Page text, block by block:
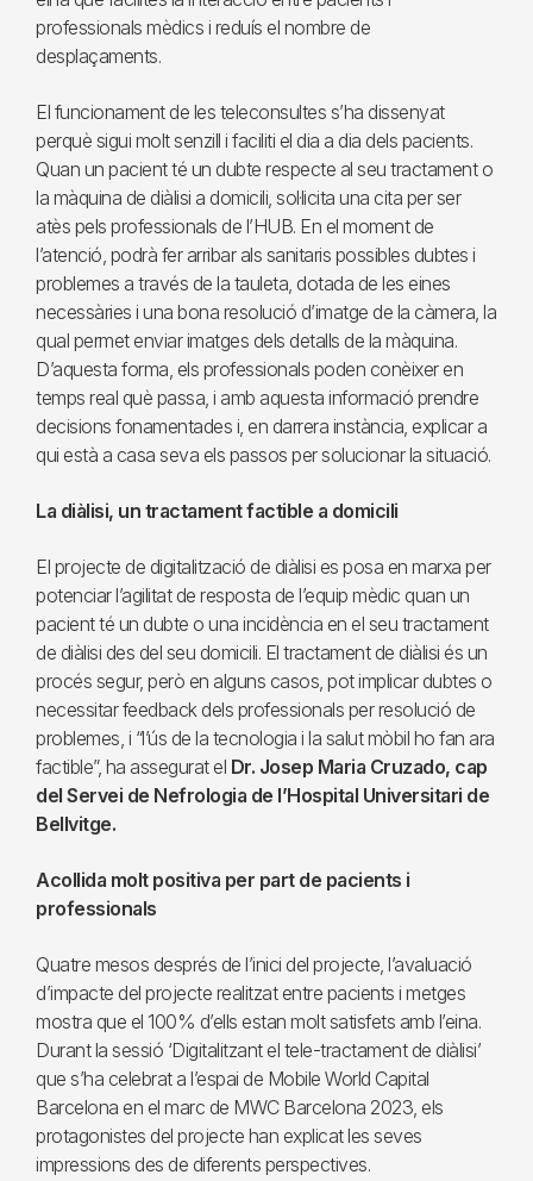
professionals mèdics i reduís el nombre de
desplaçaments.
El funcionament de les teleconsultes s’ha dissenyat
perquè sigui molt senzill i faciliti el dia a dia dels pacients.
Quan un pacient té un dubte respecte al seu tractament o
la màquina de diàlisi a domicili, sol·licita una cita per ser
atès pels professionals de l’HUB. En el moment de
l’atenció, podrà fer arribar als sanitaris possibles dubtes i
problemes a través de la tauleta, dotada de les eines
necessàries i una bona resolució d’imatge de la càmera, la
qual permet enviar imatges dels detalls de la màquina.
D’aquesta forma, els professionals poden conèixer en
temps real què passa, i amb aquesta informació prendre
decisions fonamentades i, en darrera instància, explicar a
qui està a casa seva els passos per solucionar la situació.
La diàlisi, un tractament factible a domicili
El projecte de digitalització de diàlisi es posa en marxa per
potenciar l’agilitat de resposta de l’equip mèdic quan un
pacient té un dubte o una incidència en el seu tractament
de diàlisi des del seu domicili. El tractament de diàlisi és un
procés segur, però en alguns casos, pot implicar dubtes o
necessitar feedback dels professionals per resolució de
problemes, i “l’ús de la tecnologia i la salut mòbil ho fan ara
factible”, ha assegurat el Dr. Josep Maria Cruzado, cap
del Servei de Nefrologia de l’Hospital Universitari de
Bellvitge.
Acollida molt positiva per part de pacients i
professionals
Quatre mesos després de l’inici del projecte, l’avaluació
d’impacte del projecte realitzat entre pacients i metges
mostra que el 100% d’ells estan molt satisfets amb l’eina.
Durant la sessió ‘Digitalitzant el tele-tractament de diàlisi’
que s’ha celebrat a l’espai de Mobile World Capital
Barcelona en el marc de MWC Barcelona 2023, els
protagonistes del projecte han explicat les seves
impressions des de diferents perspectives.